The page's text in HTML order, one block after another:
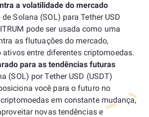
a volatilidade do mercado
Solana (SOL) para Tether USD
pode ser usada como uma
as flutuações do mercado,
ativos entre diferentes criptomoedas.
para as tendências futuras
(SOL) por Tether USD (USDT)
você para o futuro no
em constante mudança,
novas tendências e